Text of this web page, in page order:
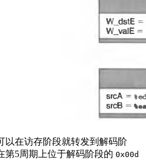
以在访存阶段就转发到解码阶
第5周期上位于解码阶段的 0x00d